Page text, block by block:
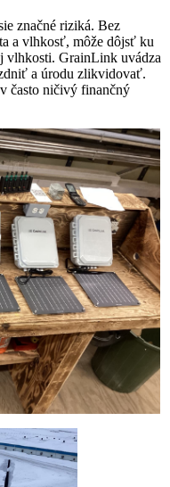
značné riziká. Bez
a vlhkosť, môže dôjsť ku
vlhkosti. GrainLink uvádza
a úrodu zlikvidovať.
často ničivý finančný